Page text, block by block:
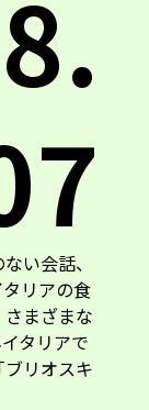
8.
い会話、
リアの食
まざまな
タリアで
リオスキ